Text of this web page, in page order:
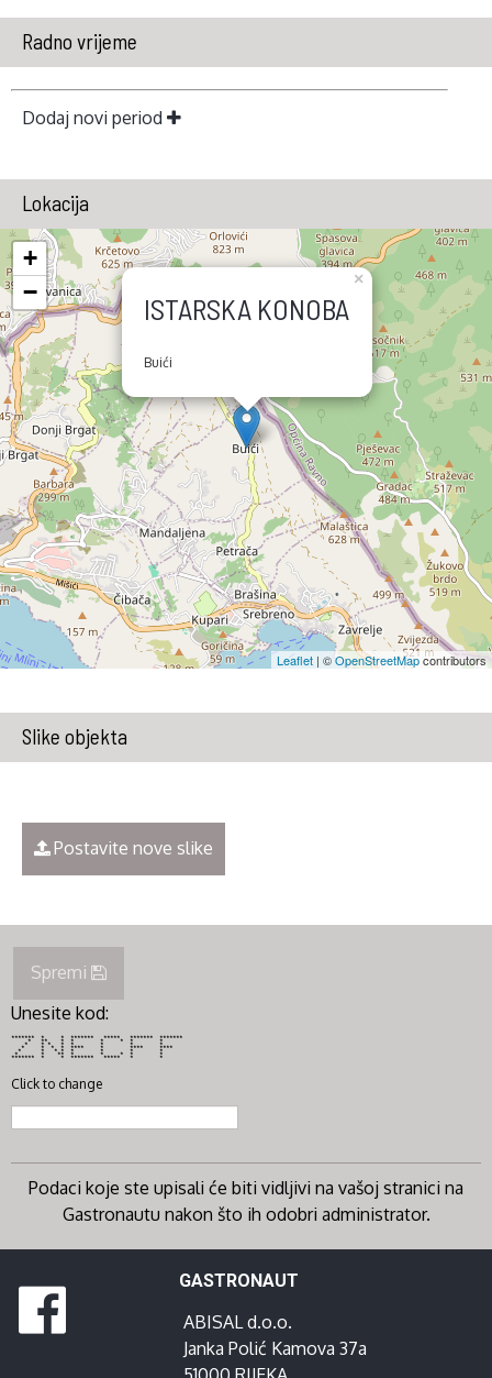
Radno vrijeme
Dodaj novi period
Lokacija
ISTARSKA KONOBA
Buići
×
+
−
Leaflet | ©OpenStreetMapcontributors
Slike objekta
Postavite nove slike
Spremi
Unesite kod:
******* * * ******* ***** ******* *******
* ** * * * * * *
* * * * * * * *
* * * * **** * **** ****
* * * * * * * *
* * ** * * * * *
******* * * ******* ***** * *
Click to change
Podaci koje ste upisali će biti vidljivi na vašoj stranici na
Gastronautu nakon što ih odobri administrator.
GASTRONAUT
ABISAL d.o.o.
Janka Polić Kamova 37a